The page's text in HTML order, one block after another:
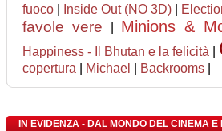
fuoco
Inside Out (NO 3D)
favole vere Minions &
Happiness - Il Bhutan e la felicità
copertura
Michael Backrooms
IN EVIDENZA - DAL MONDO DEL CINEMA